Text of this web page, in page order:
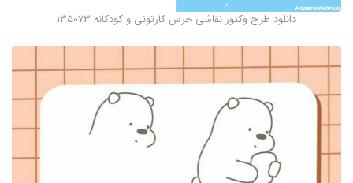
دانلود طرح وکتور نقاشی خرس کارتونی و کودکانه 135073